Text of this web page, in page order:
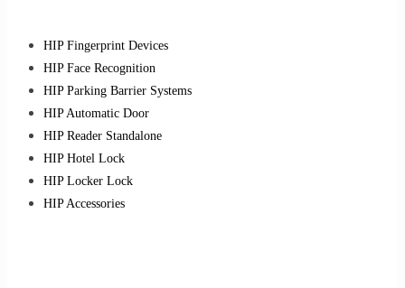
HIP Fingerprint Devices
HIP Face Recognition
HIP Parking Barrier Systems
HIP Automatic Door
HIP Reader Standalone
HIP Hotel Lock
HIP Locker Lock
HIP Accessories